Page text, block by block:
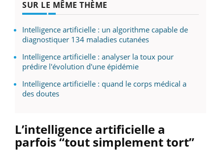
SUR LE MÊME THÈME
Intelligence artificielle : un algorithme capable de
diagnostiquer 134 maladies cutanées
Intelligence artificielle : analyser la toux pour
prédire l'évolution d'une épidémie
Intelligence artificielle : quand le corps médical a
des doutes
L’intelligence artificielle a
parfois “tout simplement tort”